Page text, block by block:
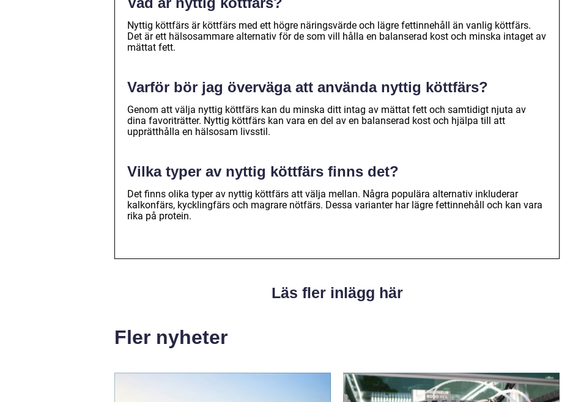
Nyttig köttfärs är köttfärs med ett högre näringsvärde och lägre fettinnehåll än vanlig köttfärs.
Det är ett hälsosammare alternativ för de som vill hålla en balanserad kost och minska intaget av
mättat fett.
Varför bör jag överväga att använda nyttig köttfärs?
Genom att välja nyttig köttfärs kan du minska ditt intag av mättat fett och samtidigt njuta av
dina favoriträtter. Nyttig köttfärs kan vara en del av en balanserad kost och hjälpa till att
upprätthålla en hälsosam livsstil.
Vilka typer av nyttig köttfärs finns det?
Det finns olika typer av nyttig köttfärs att välja mellan. Några populära alternativ inkluderar
kalkonfärs, kycklingfärs och magrare nötfärs. Dessa varianter har lägre fettinnehåll och kan vara
rika på protein.
Läs fler inlägg här
Fler nyheter